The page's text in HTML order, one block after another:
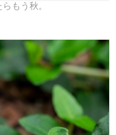
もう秋。